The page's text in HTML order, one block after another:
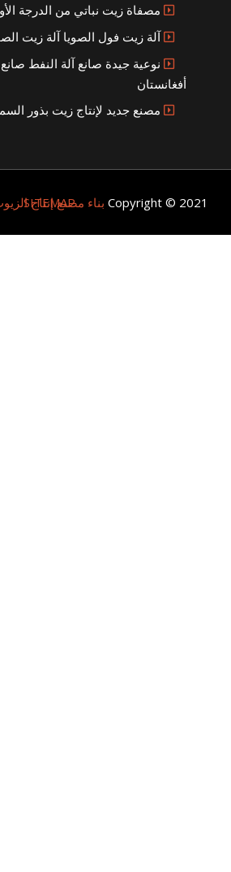
مصفاة زيت نباتي من الدرجة الأولى
آلة زيت فول الصويا آلة زيت الصويا
نوعية جيدة صانع آلة النفط صانع آلة
أفغانستان
مصنع جديد لإنتاج زيت بذور السمسم
Copyright © بناء مصنع إنتاج الزيوت
SITEMAP